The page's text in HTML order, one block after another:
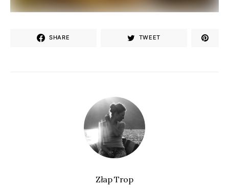
SHARE TWEET
Złap Trop